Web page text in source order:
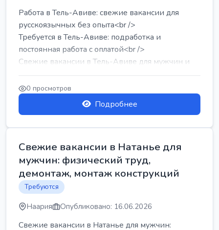
Работа в Тель-Авиве: свежие вакансии для
русскоязычных без опыта<br />
Требуется в Тель-Авиве: подработка и
постоянная работа с оплатой<br />
Свежие вакансии в Тель-Авиве для мужчин и
женщин от хозя...
0 просмотров
Подробнее
Свежие вакансии в Натанье для
мужчин: физический труд,
демонтаж, монтаж конструкций
Требуются
Наария Опубликовано: 16.06.2026
Свежие вакансии в Натанье для мужчин: